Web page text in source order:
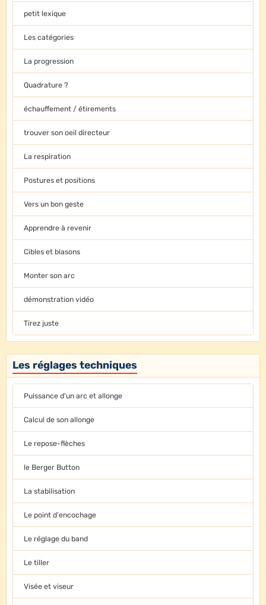
petit lexique
Les catégories
La progression
Quadrature ?
échauffement / étirements
trouver son oeil directeur
La respiration
Postures et positions
Vers un bon geste
Apprendre à revenir
Cibles et blasons
Monter son arc
démonstration vidéo
Tirez juste
Les réglages techniques
Puissance d'un arc et allonge
Calcul de son allonge
Le repose-flèches
le Berger Button
La stabilisation
Le point d'encochage
Le réglage du band
Le tiller
Visée et viseur